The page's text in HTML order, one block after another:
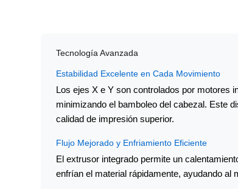
Tecnología Avanzada
Estabilidad Excelente en Cada Movimiento
Los ejes X e Y son controlados por motores
minimizando el bamboleo del cabezal. Este
calidad de impresión superior.
Flujo Mejorado y Enfriamiento Eficiente
El extrusor integrado permite un
enfrían el material rápidamente, ayudando